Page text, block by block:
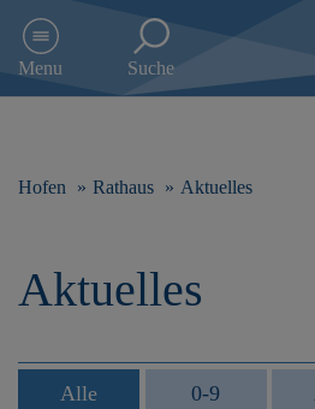
e
h
Menu Suche
Hofen Rathaus Aktuelles
Aktuelles
Alle 0-9